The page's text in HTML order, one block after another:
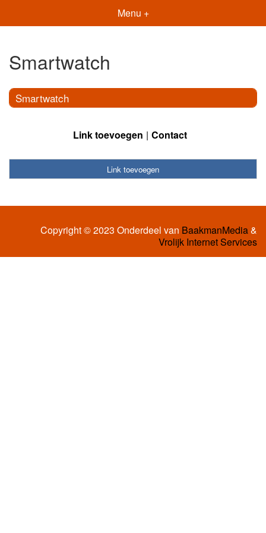
Menu +
Smartwatch
Smartwatch
Link toevoegen Contact
Link toevoegen
Copyright © 2023 Onderdeel van BaakmanMedia&
Vrolijk Internet Services